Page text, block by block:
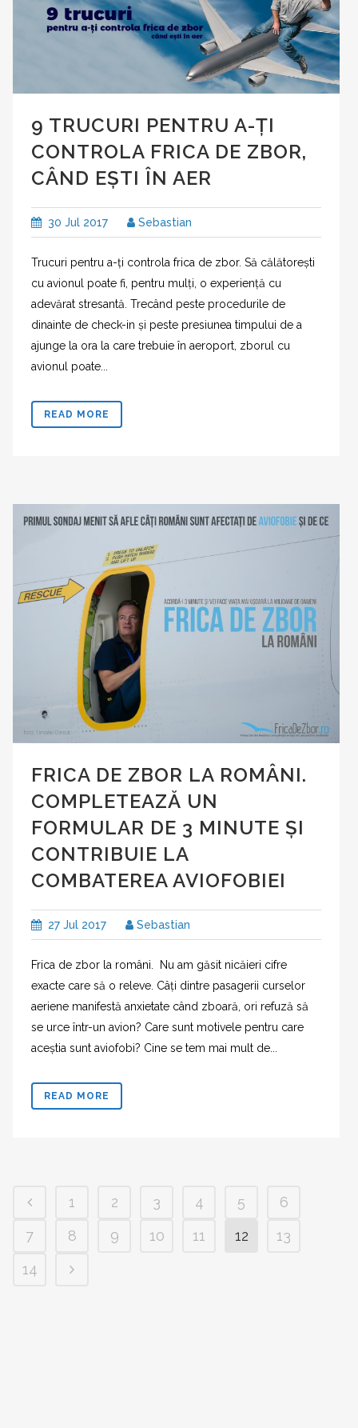
9 TRUCURI PENTRU A-ȚI
CONTROLA FRICA DE ZBOR,
CÂND EȘTI ÎN AER
30 Jul 2017 Sebastian
Trucuri pentru a-ți controla frica de zbor. Să călătorești
cu avionul poate fi, pentru mulți, o experiență cu
adevărat stresantă. Trecând peste procedurile de
dinainte de check-in și peste presiunea timpului de a
ajunge la ora la care trebuie în aeroport, zborul cu
avionul poate...
READ MORE
FRICA DE ZBOR LA ROMÂNI.
COMPLETEAZĂ UN
FORMULAR DE 3 MINUTE ȘI
CONTRIBUIE LA
COMBATEREA AVIOFOBIEI
27 Jul 2017 Sebastian
Frica de zbor la români. Nu am găsit nicăieri cifre
exacte care să o releve. Câți dintre pasagerii curselor
aeriene manifestă anxietate când zboară, ori refuză să
se urce într-un avion? Care sunt motivele pentru care
aceștia sunt aviofobi? Cine se tem mai mult de...
READ MORE
1 2 3 4 5
6
7
8 9 10 11 12
13
14